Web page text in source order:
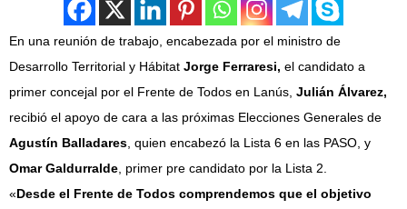
En una reunión de trabajo, encabezada por el ministro de
Desarrollo Territorial y Hábitat Jorge Ferraresi, el candidato a
primer concejal por el Frente de Todos en Lanús, Julián Álvarez,
recibió el apoyo de cara a las próximas Elecciones Generales de
Agustín Balladares, quien encabezó la Lista 6 en las PASO, y
Omar Galdurralde, primer pre candidato por la Lista 2.
«Desde el Frente de Todos comprendemos que el objetivo